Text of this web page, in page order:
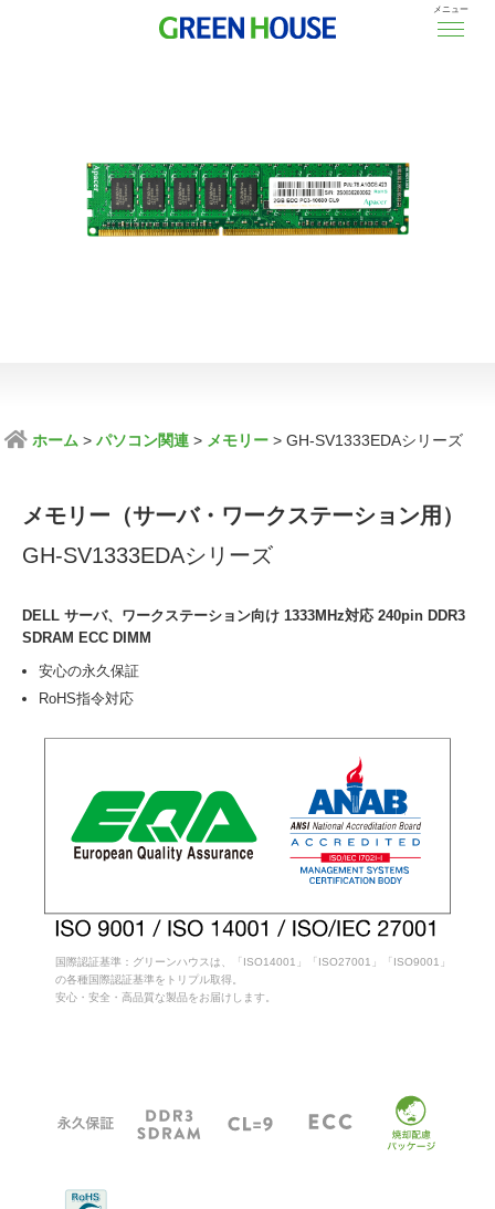
メニュー
ホーム パソコン関連 メモリー GH-SV1333EDAシリーズ
メモリー（サーバ・ワークステーション用）
GH-SV1333EDAシリーズ
DELL サーバ、ワークステーション向け 1333MHz対応 240pin DDR3
SDRAM ECC DIMM
安心の永久保証
RoHS指令対応
国際認証基準：グリーンハウスは、「ISO14001」「ISO27001」「ISO9001」
の各種国際認証基準をトリプル取得。
安心・安全・高品質な製品をお届けします。